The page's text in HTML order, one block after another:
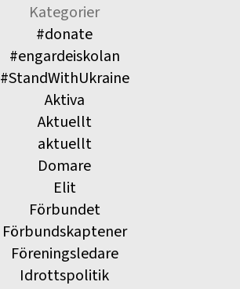
Kategorier
#donate
#engardeiskolan
#StandWithUkraine
Aktiva
Aktuellt
aktuellt
Domare
Elit
Förbundet
Förbundskaptener
Föreningsledare
Idrottspolitik